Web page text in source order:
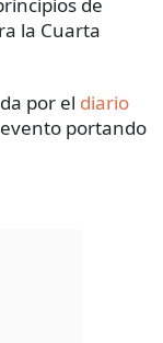
la Cuarta
por el diario
portando